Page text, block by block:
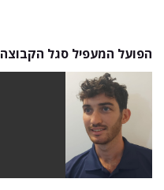
הפועל המעפיל סגל הקבוצה